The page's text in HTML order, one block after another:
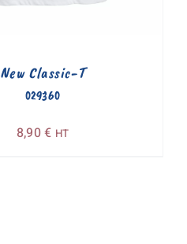
029360
New Classic-T
8,90€ HT